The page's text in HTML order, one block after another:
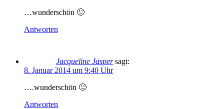
…wunderschön 🙂
Antworten
Jacqueline Jasper sagt:
8. Januar 2014 um 9:40 Uhr
….wunderschön 🙂
Antworten